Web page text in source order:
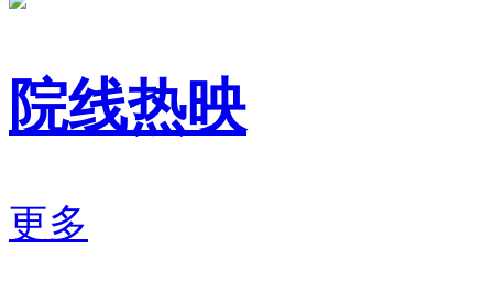
院线热映
更多